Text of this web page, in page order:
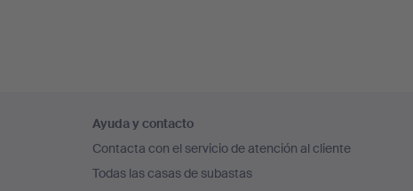
en
el
pie
Ayuda y contacto
Contacta con el servicio de atención al cliente
Todas las casas de subastas